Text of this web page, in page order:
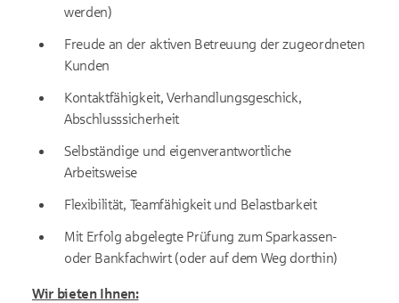
werden)
Freude an der aktiven Betreuung der zugeordneten
Kunden
Kontaktfähigkeit, Verhandlungsgeschick,
Abschlusssicherheit
Selbständige und eigenverantwortliche
Arbeitsweise
Flexibilität, Teamfähigkeit und Belastbarkeit
Mit Erfolg abgelegte Prüfung zum Sparkassen-
oder Bankfachwirt (oder auf dem Weg dorthin)
Wir bieten Ihnen: